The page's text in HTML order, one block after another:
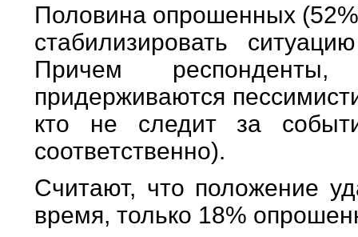
Половина опрошенных
стабилизировать
Причем
придерживаются
кто не следит за
соответственно).
Считают, что положение
время, только 18%